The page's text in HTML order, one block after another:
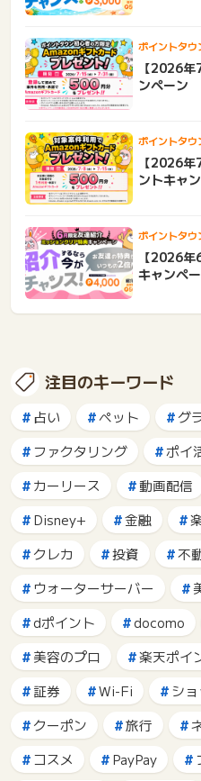
ポイントタウ
【2026
ンペーン
ポイントタウ
【2026
ントキャ
ポイントタウ
【2026
キャンペ
注目のキーワード
占い ペット
グ
ファクタリング
ポイ
カーリース
動画配信
Disney+
金融
クレカ
投資
不
ウォーターサーバー
dポイント
docomo
美容のプロ
楽天ポイ
証券
Wi-Fi シ
クーポン
旅行
コスメ
PayPay